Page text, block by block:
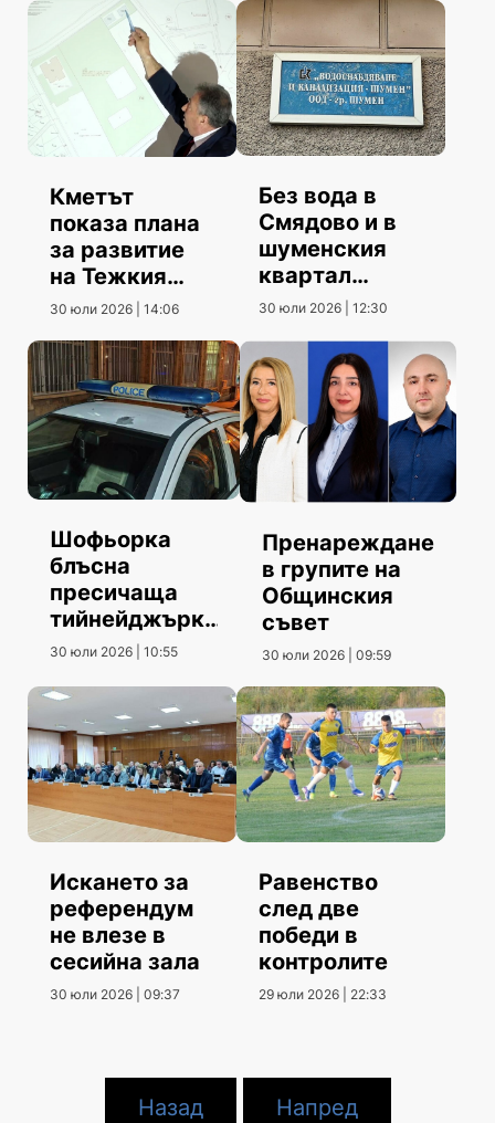
Кметът
показа плана
за развитие
на Тежкия
полк
30 юли 2026 | 14:06
Без вода в
Смядово и в
шуменския
квартал
„Еверест“
30 юли 2026 | 12:30
Шофьорка
блъсна
пресичаща
тийнейджърка
и избяга
30 юли 2026 | 10:55
Пренареждане
в групите на
Общинския
съвет
30 юли 2026 | 09:59
Искането за
референдум
не влезе в
сесийна зала
30 юли 2026 | 09:37
Равенство
след две
победи в
контролите
29 юли 2026 | 22:33
Назад Напред